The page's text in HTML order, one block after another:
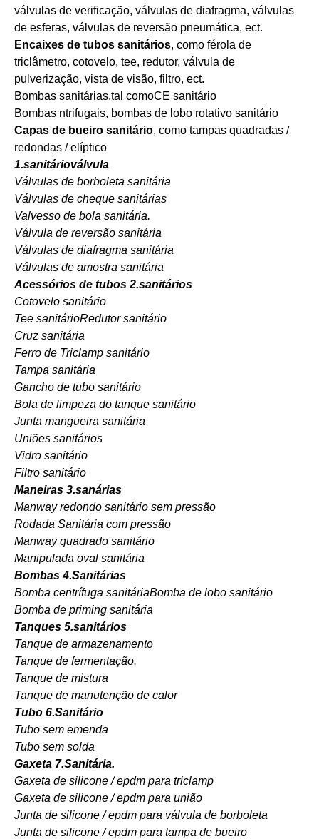
válvulas de verificação, válvulas de diafragma, válvulas
de esferas, válvulas de reversão pneumática, ect.
Encaixes de tubos sanitários, como férola de
triclâmetro, cotovelo, tee, redutor, válvula de
pulverização, vista de visão, filtro, ect.
Bombas sanitárias,tal comoCE sanitário
Bombas ntrifugais, bombas de lobo rotativo sanitário
Capas de bueiro sanitário, como tampas quadradas /
redondas / elíptico
1.sanitárioválvula
Válvulas de borboleta sanitária
Válvulas de cheque sanitárias
Valvesso de bola sanitária.
Válvula de reversão sanitária
Válvulas de diafragma sanitária
Válvulas de amostra sanitária
Acessórios de tubos 2.sanitários
Cotovelo sanitário
Tee sanitárioRedutor sanitário
Cruz sanitária
Ferro de Triclamp sanitário
Tampa sanitária
Gancho de tubo sanitário
Bola de limpeza do tanque sanitário
Junta mangueira sanitária
Uniões sanitários
Vidro sanitário
Filtro sanitário
Maneiras 3.sanárias
Manway redondo sanitário sem pressão
Rodada Sanitária com pressão
Manway quadrado sanitário
Manipulada oval sanitária
Bombas 4.Sanitárias
Bomba centrífuga sanitáriaBomba de lobo sanitário
Bomba de priming sanitária
Tanques 5.sanitários
Tanque de armazenamento
Tanque de fermentação.
Tanque de mistura
Tanque de manutenção de calor
Tubo 6.Sanitário
Tubo sem emenda
Tubo sem solda
Gaxeta 7.Sanitária.
Gaxeta de silicone / epdm para triclamp
Gaxeta de silicone / epdm para união
Junta de silicone / epdm para válvula de borboleta
Junta de silicone / epdm para tampa de bueiro